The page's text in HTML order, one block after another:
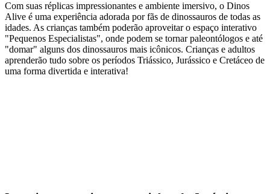
Com suas réplicas impressionantes e ambiente imersivo, o Dinos
Alive é uma experiência adorada por fãs de dinossauros de todas as
idades. As crianças também poderão aproveitar o espaço interativo
"Pequenos Especialistas", onde podem se tornar paleontólogos e até
"domar" alguns dos dinossauros mais icônicos. Crianças e adultos
aprenderão tudo sobre os períodos Triássico, Jurássico e Cretáceo de
uma forma divertida e interativa!